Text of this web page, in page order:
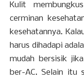
Kulit
cerminan
kesehatannya.
harus dihadapi
mudah bersisik
ber-AC. Selain itu